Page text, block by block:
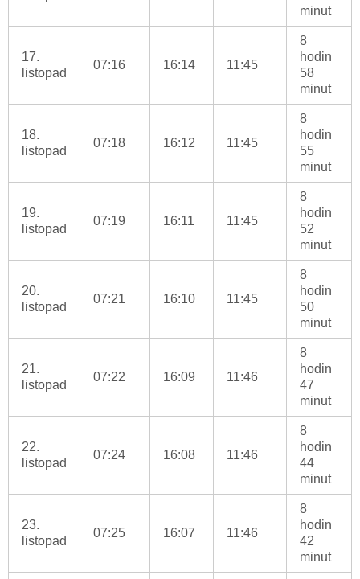
minut
17.
listopad
07:16 16:14 11:45
8
hodin
58
minut
18.
listopad
07:18 16:12 11:45
8
hodin
55
minut
19.
listopad
07:19 16:11 11:45
8
hodin
52
minut
20.
listopad
07:21 16:10 11:45
8
hodin
50
minut
21.
listopad
07:22 16:09 11:46
8
hodin
47
minut
22.
listopad
07:24 16:08 11:46
8
hodin
44
minut
23.
listopad
07:25 16:07 11:46
8
hodin
42
minut